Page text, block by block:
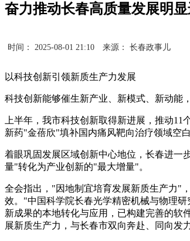
奋力推动长春高质量发展明
时间： 2025-08-01 21:10 来源： 长春政事儿
以科技创新引领新质生产力发展
科技创新能够催生新产业、新模式、新动能
上半年，我市科技创新取得新进展，推动
新药"金蓓欣"填补国内痛风靶向治疗领域空
着眼巩固发展区域创新中心地位，长春进一
量"转化为产业创新的"最大增量"。
全会指出，"因地制宜培育发展新质生产力"
效。"中国科学院长春光学精密机械与物理
新成果的本地转化与应用，已构建完善的软
展新质生产力，与长春市双向奔赴、同向发